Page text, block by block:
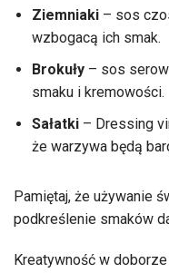
Ziemniaki – sos
wzbogacą ich smak.
Brokuły – sos
smaku i kremowości.
Sałatki – Dressing
że warzywa będą
Pamiętaj, że używanie
podkreślenie smaków
Kreatywność w